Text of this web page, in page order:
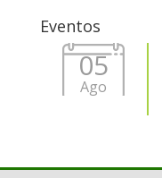
Eventos
05
Ago